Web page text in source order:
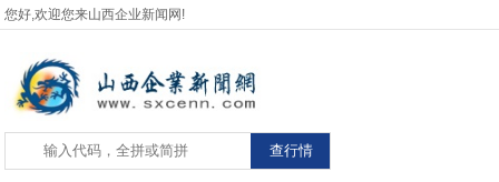
您好,欢迎您来山西企业新闻网!